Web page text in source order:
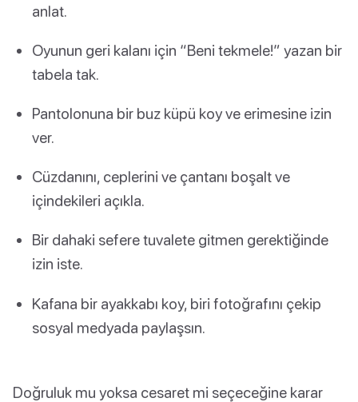
anlat.
Oyunun geri kalanı için “Beni tekmele!” yazan bir
tabela tak.
Pantolonuna bir buz küpü koy ve erimesine izin
ver.
Cüzdanını, ceplerini ve çantanı boşalt ve
içindekileri açıkla.
Bir dahaki sefere tuvalete gitmen gerektiğinde
izin iste.
Kafana bir ayakkabı koy, biri fotoğrafını çekip
sosyal medyada paylaşsın.
Doğruluk mu yoksa cesaret mi seçeceğine karar